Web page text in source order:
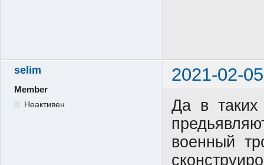
selim 2021-02-
Member
Неактивен
Да в
военный